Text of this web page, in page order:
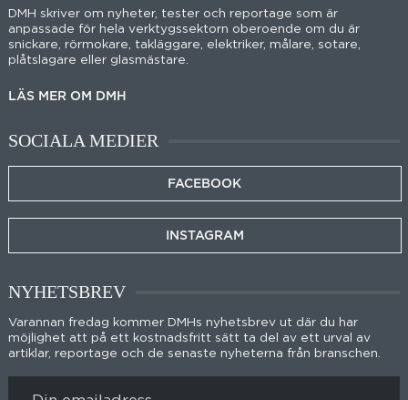
DMH skriver om nyheter, tester och reportage som är
anpassade för hela verktygssektorn oberoende om du är
snickare, rörmokare, takläggare, elektriker, målare, sotare,
plåtslagare eller glasmästare.
LÄS MER OM DMH
SOCIALA MEDIER
FACEBOOK
INSTAGRAM
NYHETSBREV
Varannan fredag kommer DMHs nyhetsbrev ut där du har
möjlighet att på ett kostnadsfritt sätt ta del av ett urval av
artiklar, reportage och de senaste nyheterna från branschen.